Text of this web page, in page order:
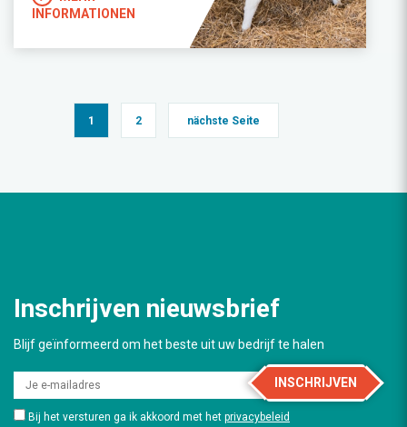
INFORMATIONEN
1 2 nächste Seite
Inschrijven nieuwsbrief
Blijf geïnformeerd om het beste uit uw bedrijf te halen
INSCHRIJVEN
Bij het versturen ga ik akkoord met het privacybeleid